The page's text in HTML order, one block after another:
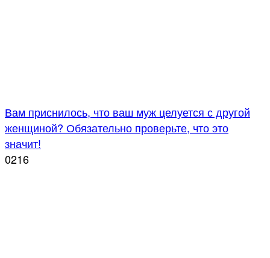
Вам приснилось, что ваш муж целуется с другой
женщиной? Обязательно проверьте, что это
значит!
0216